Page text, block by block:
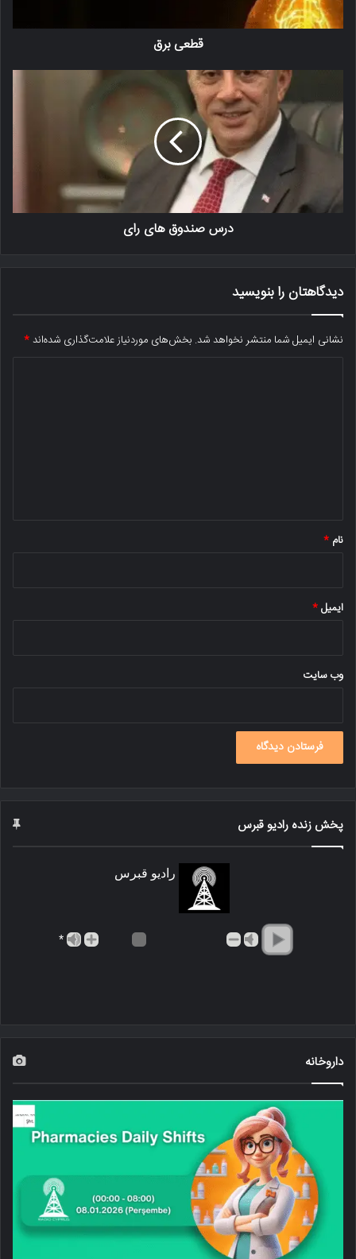
قطعی برق
درس صندوق های رای
دیدگاهتان را بنویسید
نشانی ایمیل شما منتشر نخواهد شد. بخش‌های موردنیاز علامت‌گذاری شده‌اند*
نام *
ایمیل*
وب‌ سایت
پخش زنده رادیو قبرس
رادیو قبرس
*
داروخانه